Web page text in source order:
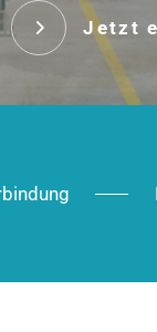
Jetzt